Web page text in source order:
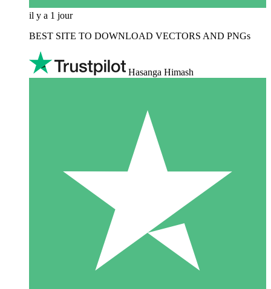
il y a 1 jour
BEST SITE TO DOWNLOAD VECTORS AND PNGs
Hasanga Himash